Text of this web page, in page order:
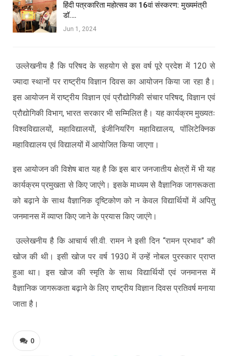
हिंदी पत्रकारिता महोत्सव का 16वां संस्करण: मुख्यमंत्री
डॉ.…
Jun 1, 2024
उल्लेखनीय है कि परिषद के सहयोग से इस वर्ष पूरे प्रदेश में 120 से
ज्यादा स्थानों पर राष्ट्रीय विज्ञान दिवस का आयोजन किया जा रहा है।
इस आयोजन में राष्ट्रीय विज्ञान एवं प्रौद्योगिकी संचार परिषद, विज्ञान एवं
प्रौद्योगिकी विभाग, भारत सरकार भी सम्मिलित है। यह कार्यक्रम मुख्यतः
विश्वविद्यालयों, महाविद्यालयों, इंजीनियरिंग महाविद्यालय, पॉलिटेक्निक
महाविद्यालय एवं विद्यालयों में आयोजित किया जाएगा।
इस आयोजन की विशेष बात यह है कि इस बार जनजातीय क्षेत्रों में भी यह
कार्यक्रम प्रमुखता से किए जाएंगे। इसके माध्यम से वैज्ञानिक जागरूकता
को बढ़ाने के साथ वैज्ञानिक दृष्टिकोण को न केवल विद्यार्थियों में अपितु
जनमानस में व्याप्त किए जाने के प्रयास किए जाएंगे।
उल्लेखनीय है कि आचार्य सी.वी. रामन ने इसी दिन “रामन प्रभाव” की
खोज की थी। इसी खोज पर वर्ष 1930 में उन्हें नोबल पुरस्कार प्राप्त
हुआ था। इस खोज की स्मृति के साथ विद्यार्थियों एवं जनमानस में
वैज्ञानिक जागरूकता बढ़ाने के लिए राष्ट्रीय विज्ञान दिवस प्रतिवर्ष मनाया
जाता है।
0